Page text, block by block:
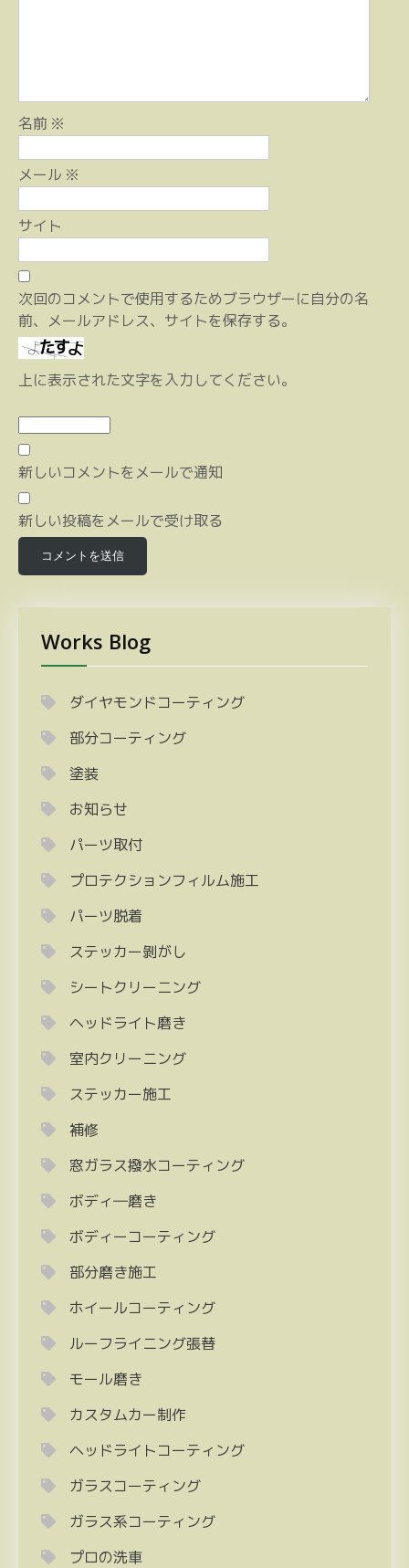
名前 ※
メール ※
サイト
次回のコメントで使用するためブラウザーに自分の名
前、メールアドレス、サイトを保存する。
上に表示された文字を入力してください。
新しいコメントをメールで通知
新しい投稿をメールで受け取る
Works Blog
ダイヤモンドコーティング
部分コーティング
塗装
お知らせ
パーツ取付
プロテクションフィルム施工
パーツ脱着
ステッカー剝がし
シートクリーニング
ヘッドライト磨き
室内クリーニング
ステッカー施工
補修
窓ガラス撥水コーティング
ボディ―磨き
ボディーコーティング
部分磨き施工
ホイールコーティング
ルーフライニング張替
モール磨き
カスタムカー制作
ヘッドライトコーティング
ガラスコーティング
ガラス系コーティング
プロの洗車